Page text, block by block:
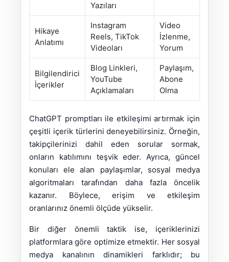
Yazıları
Hikaye
Anlatımı
Instagram
Reels, TikTok
Videoları
Video
İzlenme,
Yorum
Bilgilendirici
İçerikler
Blog Linkleri,
YouTube
Açıklamaları
Paylaşım,
Abone
Olma
ChatGPT promptları ile etkileşimi artırmak için
çeşitli içerik türlerini deneyebilirsiniz. Örneğin,
takipçilerinizi dahil eden sorular sormak,
onların katılımını teşvik eder. Ayrıca, güncel
konuları ele alan paylaşımlar, sosyal medya
algoritmaları tarafından daha fazla öncelik
kazanır. Böylece, erişim ve etkileşim
oranlarınız önemli ölçüde yükselir.
Bir diğer önemli taktik ise, içeriklerinizi
platformlara göre optimize etmektir. Her sosyal
medya kanalının dinamikleri farklıdır; bu